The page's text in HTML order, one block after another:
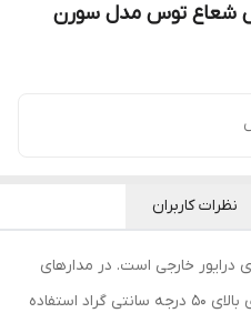
۸۵ وات پارس شعاع توس مدل سورن
نظرات کاربران
است. دارای درایور خارجی است. در مدارهای
دیمر دار استفاده نشود. در محیط‌های بالای ۵۰ درجه سانتی گراد استفاده